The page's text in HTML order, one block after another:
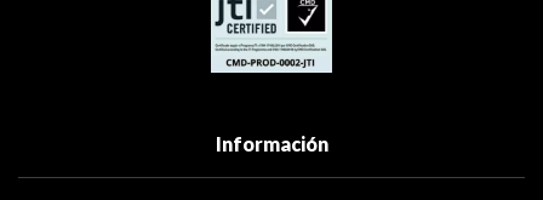
Información